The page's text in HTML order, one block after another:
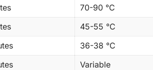
70-90 °C
45-55 °C
36-38 °C
Variable